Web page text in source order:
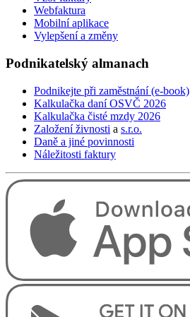
Webfaktura
Mobilní aplikace
Vylepšení a změny
Podnikatelský almanach
Podnikejte při zaměstnání (e-book)
Kalkulačka daní OSVČ 2026
Kalkulačka čisté mzdy 2026
Založení živnosti a s.r.o.
Daně a jiné povinnosti
Náležitosti faktury